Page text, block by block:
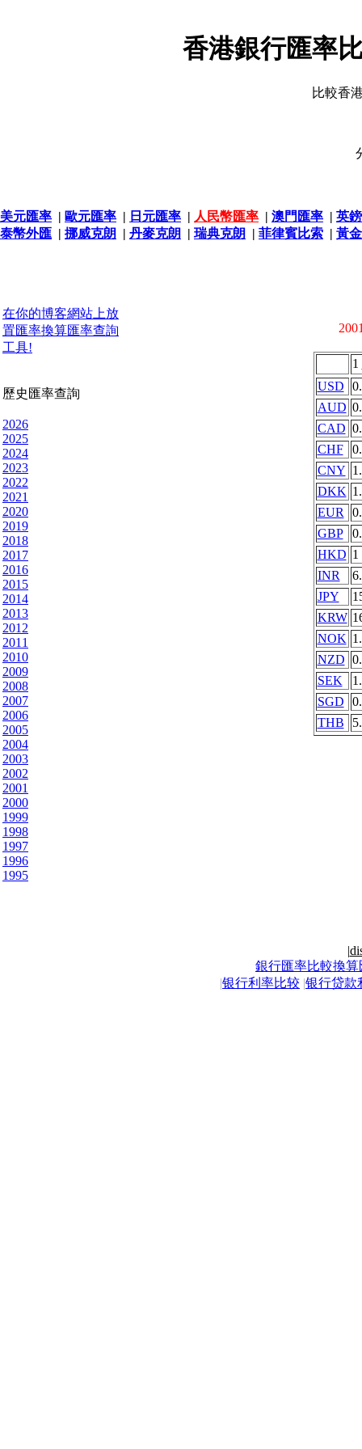
香港銀行匯率
比較香
美元匯率 | 歐元匯率 | 日元匯率 | 人民幣匯率 | 澳門匯率 | 英
泰幣外匯 | 挪威克朗 | 丹麥克朗 | 瑞典克朗 | 菲律賓比索 | 黃
在你的博客網站上放
置匯率換算匯率查詢
工具!
歷史匯率查詢
2026
2025
2024
2023
2022
2021
2020
2019
2018
2017
2016
2015
2014
2013
2012
2011
2010
2009
2008
2007
2006
2005
2004
2003
2002
2001
2000
1999
1998
1997
1996
1995
1
USD
AUD
CAD
CHF
CNY
DKK
EUR
GBP
HKD 1
INR
JPY
KRW
NOK
NZD
SEK
SGD
THB
|
銀行匯率比較換算
|银行利率比较 |银行贷款